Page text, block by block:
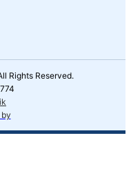
Rights Reserved.